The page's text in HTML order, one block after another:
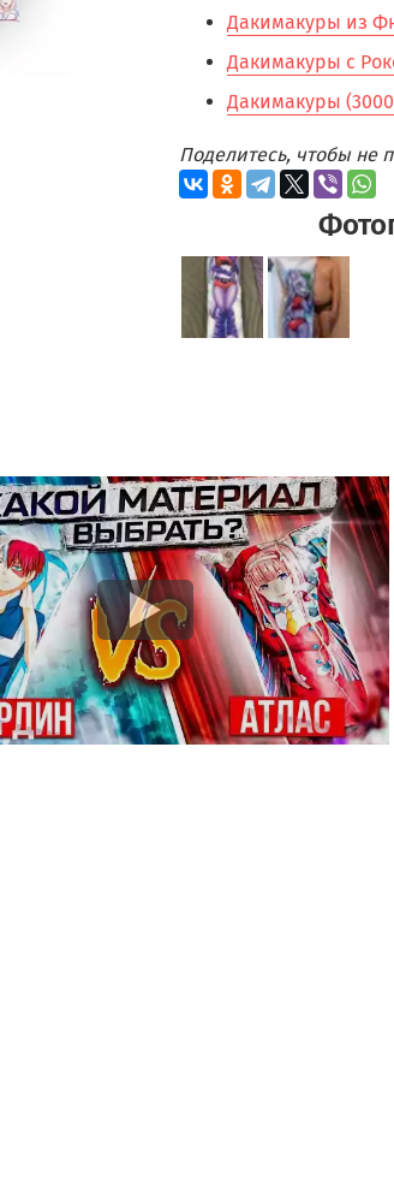
Дакимакуры из
Дакимакуры с
Дакимакуры
Поделитесь, чтобы не